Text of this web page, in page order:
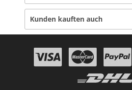
Kunden kauften auch